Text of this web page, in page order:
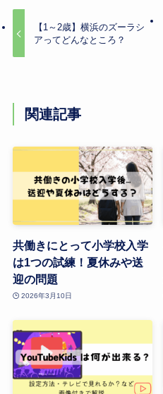
【1～2歳】横浜のズーラシ
アってどんなところ？
関連記事
共働きにとって小学校入学
は1つの試練！夏休みや送
迎の問題
2026年3月10日